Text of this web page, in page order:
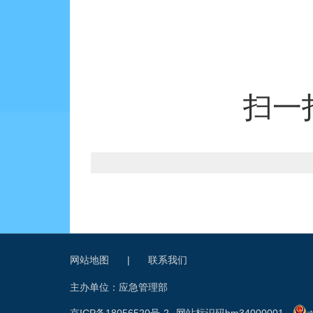
扫一
网站地图 | 联系我们
主办单位：应急管理部